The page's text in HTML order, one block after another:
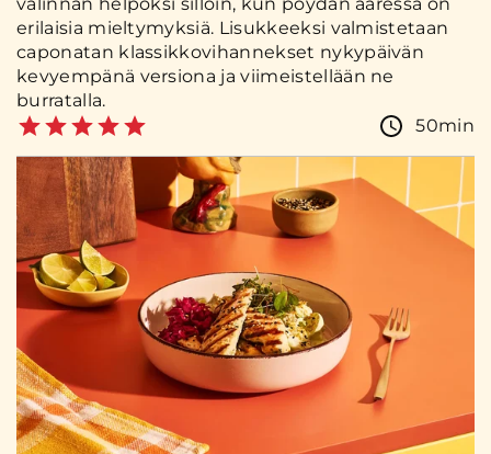
erilaisia mieltymyksiä. Lisukkeeksi valmistetaan
caponatan klassikkovihannekset nykypäivän
kevyempänä versiona ja viimeistellään ne
burratalla.
50min